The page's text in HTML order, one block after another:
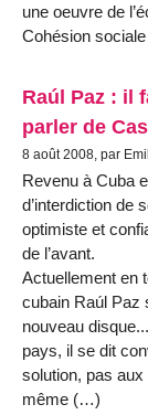
une oeuvre de
Cohésion
Raúl Paz : il
parler de
8 août 2008, par
Revenu à Cuba
d’interdiction de
optimiste et
de l’avant.
Actuellement en
cubain Raúl Paz
nouveau
pays, il se dit
solution, pas
même (…)